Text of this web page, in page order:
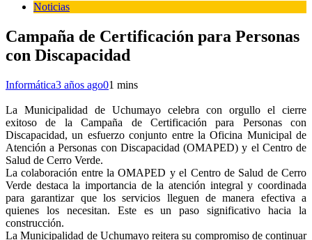
Noticias
Campaña de Certificación para Personas
con Discapacidad
Informática3 años ago01 mins
La Municipalidad de Uchumayo celebra con orgullo el cierre
exitoso de la Campaña de Certificación para Personas con
Discapacidad, un esfuerzo conjunto entre la Oficina Municipal de
Atención a Personas con Discapacidad (OMAPED) y el Centro de
Salud de Cerro Verde.
La colaboración entre la OMAPED y el Centro de Salud de Cerro
Verde destaca la importancia de la atención integral y coordinada
para garantizar que los servicios lleguen de manera efectiva a
quienes los necesitan. Este es un paso significativo hacia la
construcción.
La Municipalidad de Uchumayo reitera su compromiso de continuar